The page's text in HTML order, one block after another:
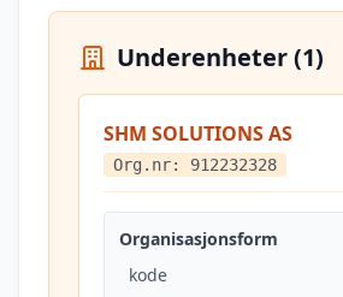
Underenheter (1)
SHM SOLUTIONS AS
Org.nr: 912232328
Organisasjonsform
kode